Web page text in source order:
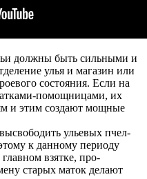
должны быть силь­ными и
улья и магазин или
состо­яния. Если на
по­мощницами, их
и этим создают мощные
ульевых пчел-
к данному периоду
взятке, про­
старых маток делают